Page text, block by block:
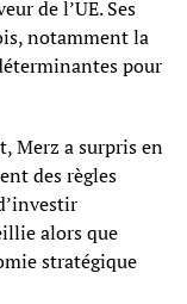
de l’UE. Ses
notamment la
pour
Merz a surpris en
des règles
alors que
stratégique